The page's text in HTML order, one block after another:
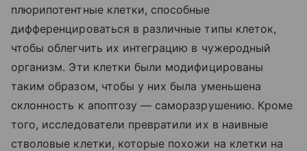
плюрипотентные клетки, способные
дифференцироваться в различные типы клеток,
чтобы облегчить их интеграцию в чужеродный
организм. Эти клетки были модифицированы
таким образом, чтобы у них была уменьшена
склонность к апоптозу — саморазрушению. Кроме
того, исследователи превратили их в наивные
стволовые клетки, которые похожи на клетки на